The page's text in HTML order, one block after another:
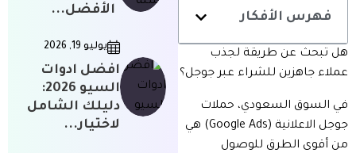
فهرس الأفكار
هل تبحث عن طريقة لجذب
عملاء جاهزين للشراء عبر جوجل؟
في السوق السعودي، حملات
جوجل الاعلانية (Google Ads) هي
من أقوى الطرق للوصول
الأفضل...
يوليو 19, 2026
افضل ادوات
السيو 2026:
دليلك الشامل
لاختيار...